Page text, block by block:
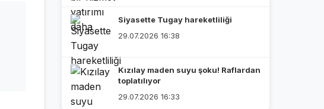
Siyasette Tugay hareketliliği
29.07.2026 16:38
Kızılay maden suyu şoku! Raflardan
toplatılıyor
29.07.2026 16:33